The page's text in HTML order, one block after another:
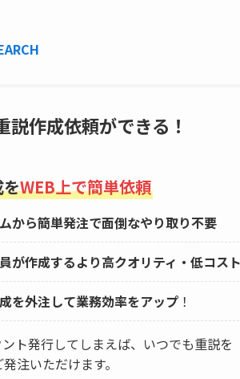
作成依頼ができる！
WEB上で簡単依頼
から簡単発注で面倒なやり取り不要
が作成するより高クオリティ・低コスト
を外注して業務効率をアップ ！
ト発行してしまえば、いつでも重説を
注いただけます。